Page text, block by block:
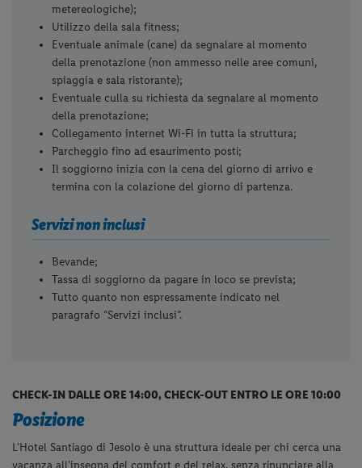
metereologiche);
Utilizzo della sala fitness;
Eventuale animale (cane) da segnalare al momento
della prenotazione (non ammesso nelle aree comuni,
spiaggia e sala ristorante);
Eventuale culla su richiesta da segnalare al momento
della prenotazione;
Collegamento internet Wi-Fi in tutta la struttura;
Parcheggio fino ad esaurimento posti;
Il soggiorno inizia con la cena del giorno di arrivo e
termina con la colazione del giorno di partenza.
Servizi non inclusi
Bevande;
Tassa di soggiorno da pagare in loco se prevista;
Tutto quanto non espressamente indicato nel
paragrafo “Servizi inclusi”.
CHECK-IN DALLE ORE 14:00, CHECK-OUT ENTRO LE ORE 10:00
Posizione
L'Hotel Santiago di Jesolo è una struttura ideale per chi cerca una
vacanza all'insegna del comfort e del relax, senza rinunciare alla